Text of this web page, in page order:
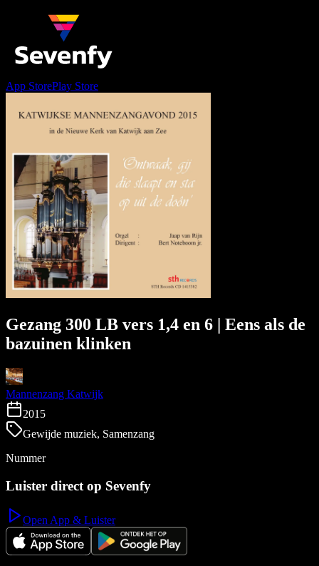
App StorePlay Store
Gezang 300 LB vers 1,4 en 6 | Eens als de
bazuinen klinken
Mannenzang Katwijk
2015
Gewijde muziek, Samenzang
Nummer
Luister direct op Sevenfy
Open App & Luister